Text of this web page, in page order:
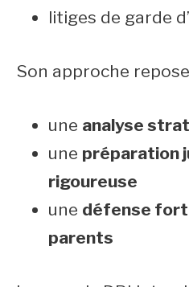
litiges de garde
Son approche
une analyse
une préparation
rigoureuse
une défense
parents